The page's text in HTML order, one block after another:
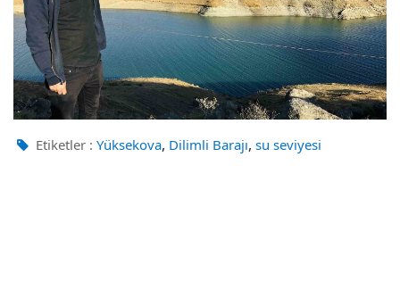
Etiketler : Yüksekova, Dilimli Barajı, su seviyesi